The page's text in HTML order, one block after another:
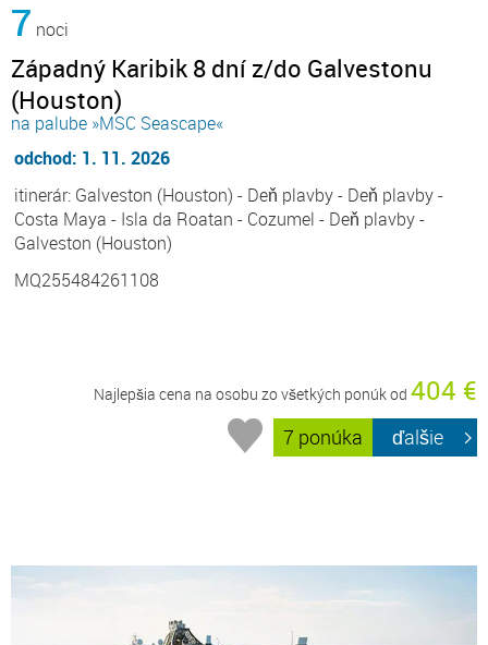
7 noci
Západný Karibik 8 dní z/do Galvestonu
(Houston)
na palube »MSC Seascape«
odchod: 1. 11. 2026
itinerár: Galveston (Houston) - Deň plavby - Deň plavby -
Costa Maya - Isla da Roatan - Cozumel - Deň plavby -
Galveston (Houston)
MQ255484261108
Najlepšia cena na osobu zo všetkých ponúk od 404 €
7 ponúka ďalšie